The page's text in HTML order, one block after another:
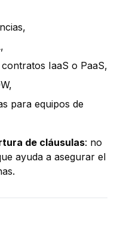
IaaS o PaaS,
para equipos de
de cláusulas: no
ayuda a asegurar el